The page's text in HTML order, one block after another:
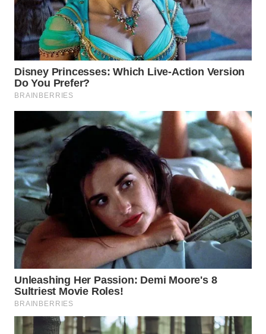
WN
PADANG
LAWAS
WN
SUMEDANG
WN
CIANJUR
WN
KEPULAUAN
SERIBU
WN
TANGERANG
BINJAI
WN